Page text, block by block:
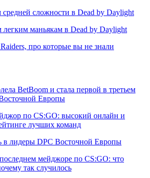
средней сложности в Dead by Daylight
маньякам в Dead by Daylight
про которые вы не знали
BetBoom и стала первой в третьем
Европы
по CS:GO: высокий онлайн и
лучших команд
в лидеры DPC Восточной Европы
мейджоре по CS:GO: что
так случилось